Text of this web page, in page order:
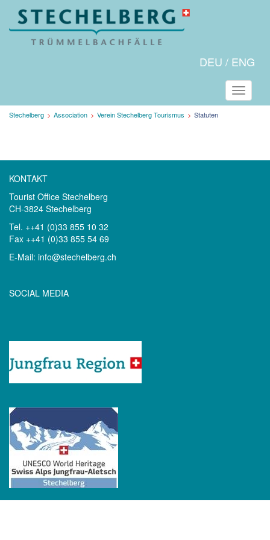
DEU
ENG
Stechelberg Association Verein Stechelberg Tourismus
Aktuelle
Statuten
KONTAKT
Tourist Office Stechelberg
CH-3824 Stechelberg
Tel. ++41 (0)33 855 10 32
Fax ++41 (0)33 855 54 69
E-Mail: info@stechelberg.ch
SOCIAL MEDIA